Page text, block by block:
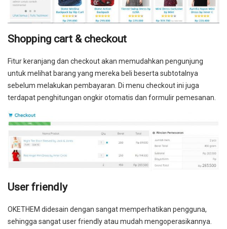
Shopping cart & checkout
Fitur keranjang dan checkout akan memudahkan pengunjung
untuk melihat barang yang mereka beli beserta subtotalnya
sebelum melakukan pembayaran. Di menu checkout ini juga
terdapat penghitungan ongkir otomatis dan formulir pemesanan.
User friendly
OKETHEM didesain dengan sangat memperhatikan pengguna,
sehingga sangat user friendly atau mudah mengoperasikannya.